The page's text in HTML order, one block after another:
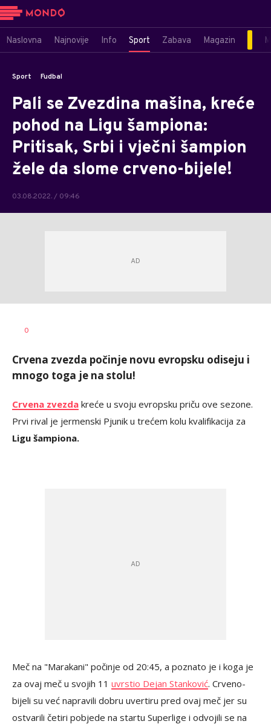
Naslovna Najnovije Info Sport Zabava Magazin
Sport Fudbal
Pali se Zvezdina mašina, kreće
pohod na Ligu šampiona:
Pritisak, Srbi i vječni šampion
žele da slome crveno-bijele!
03.08.2022. / 09:46
AUTOR
0
Crvena zvezda počinje novu evropsku odiseju i
mnogo toga je na stolu!
Crvena zvezda kreće u svoju evropsku priču ove sezone.
Prvi rival je jermenski Pjunik u trećem kolu kvalifikacija za
Ligu šampiona.
Meč na "Marakani" počinje od 20:45, a poznato je i koga je
za ovaj meč u svojih 11 uvrstio Dejan Stanković. Crveno-
bijeli su već napravili dobru uvertiru pred ovaj meč jer su
ostvarili četiri pobjede na startu Superlige i odvojili se na